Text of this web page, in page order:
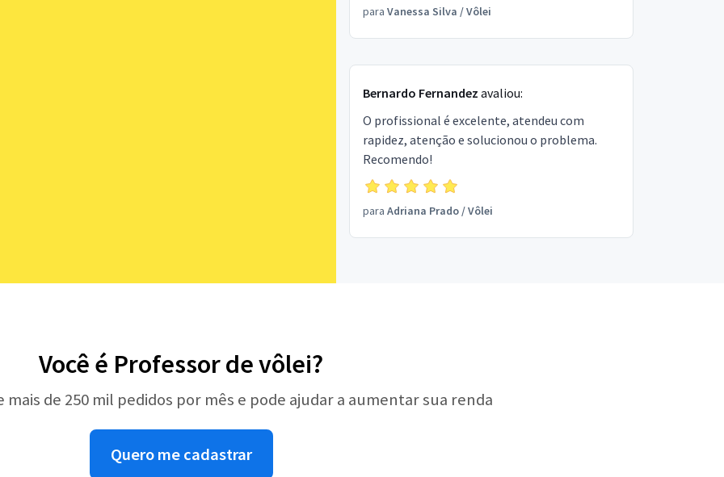
para Vanessa Silva /Vôlei
Bernardo Fernandez avaliou:
O profissional é excelente, atendeu com
rapidez, atenção e solucionou o problema.
Recomendo!
para Adriana Prado/Vôlei
Você é Professor de vôlei?
mais de 250 mil pedidos por mês e pode ajudar a aumentar sua renda
Quero me cadastrar